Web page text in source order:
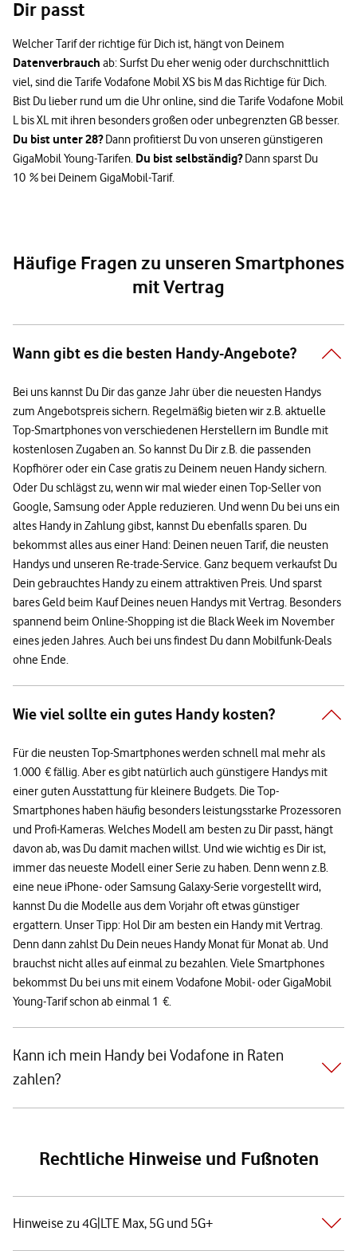
Dir passt
Welcher Tarif der richtige für Dich ist, hängt von Deinem
Datenverbrauch ab: Surfst Du eher wenig oder durchschnittlich
viel, sind die Tarife Vodafone Mobil XS bis M das Richtige für Dich.
Bist Du lieber rund um die Uhr online, sind die Tarife Vodafone Mobil
L bis XL mit ihren besonders großen oder unbegrenzten GB besser.
Du bist unter 28?Dann profitierst Du von unseren günstigeren
GigaMobil Young-Tarifen. Du bist selbständig?Dann sparst Du
10 % bei Deinem GigaMobil-Tarif.
Häufige Fragen zu unseren Smartphones
mit Vertrag
Wann gibt es die besten Handy-Angebote?
Bei uns kannst Du Dir das ganze Jahr über die neuesten Handys
zum Angebotspreis sichern. Regelmäßig bieten wir z.B. aktuelle
Top-Smartphones von verschiedenen Herstellern im Bundle mit
kostenlosen Zugaben an. So kannst Du Dir z.B. die passenden
Kopfhörer oder ein Case gratis zu Deinem neuen Handy sichern.
Oder Du schlägst zu, wenn wir mal wieder einen Top-Seller von
Google, Samsung oder Apple reduzieren. Und wenn Du bei uns ein
altes Handy in Zahlung gibst, kannst Du ebenfalls sparen. Du
bekommst alles aus einer Hand: Deinen neuen Tarif, die neusten
Handys und unseren Re-trade-Service. Ganz bequem verkaufst Du
Dein gebrauchtes Handy zu einem attraktiven Preis. Und sparst
bares Geld beim Kauf Deines neuen Handys mit Vertrag. Besonders
spannend beim Online-Shopping ist die Black Week im November
eines jeden Jahres. Auch bei uns findest Du dann Mobilfunk-Deals
ohne Ende.
Wie viel sollte ein gutes Handy kosten?
Für die neusten Top-Smartphones werden schnell mal mehr als
1.000 € fällig. Aber es gibt natürlich auch günstigere Handys mit
einer guten Ausstattung für kleinere Budgets. Die Top-
Smartphones haben häufig besonders leistungsstarke Prozessoren
und Profi-Kameras. Welches Modell am besten zu Dir passt, hängt
davon ab, was Du damit machen willst. Und wie wichtig es Dir ist,
immer das neueste Modell einer Serie zu haben. Denn wenn z.B.
eine neue iPhone- oder Samsung Galaxy-Serie vorgestellt wird,
kannst Du die Modelle aus dem Vorjahr oft etwas günstiger
ergattern. Unser Tipp: Hol Dir am besten ein Handy mit Vertrag.
Denn dann zahlst Du Dein neues Handy Monat für Monat ab. Und
brauchst nicht alles auf einmal zu bezahlen. Viele Smartphones
bekommst Du bei uns mit einem Vodafone Mobil- oder GigaMobil
Young-Tarif schon ab einmal 1 €.
Kann ich mein Handy bei Vodafone in Raten
zahlen?
Rechtliche Hinweise und Fußnoten
Hinweise zu 4G|LTE Max, 5G und 5G+